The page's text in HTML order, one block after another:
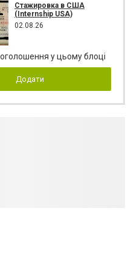
Стажировка в США
(Internship USA)
02.08.26
оголошення у цьому блоці
Додати